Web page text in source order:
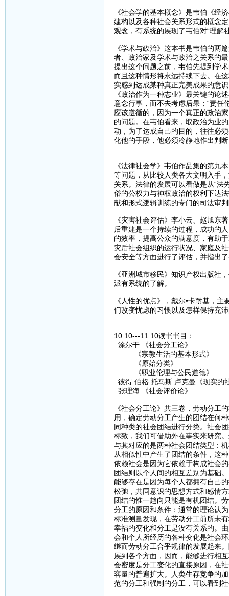
《社会学的基本概念》是韦伯《经
建构以及各种社会关系形式的概念
观念，有系统的展现了韦伯对“理解
《学术与政治》这本书是韦伯的两
者、政治家及学术与政治之关系的
提出这个问题之前，韦伯先提到学
而且这种情形将永远持续下去。在
实感到达成某种真正完美成果的意
《政治作为一种志业》最关键的论
意念行事，而不去考虑后果；“责任
应该遵循的，因为一个真正的政治
的问题。在韦伯看来，取政治为业
动，为了达成自己的目的，往往必
化他的手段，他必须冷静地作出判
《法律社会学》韦伯作品集的第九
等问题，从比较人类各大文明入手
关系。法律的发展可以看做是从“法
俗的公权力与神权政治的权利下达
献和形式逻辑训练的专门的司法审
《灾害社会评估》李小云、赵旭东
后重建是一个持续的过程，成功的
的效率，提高公众的满意度，有助
灾后社会组织的运行状况、家庭及
会安全等方面进行了评估，并指出
《亚洲城市移民》知识产权出版社
派有系统的了解。
《人性的优点》，戴尔•卡耐基，
们改变忧虑的习惯以及怎样保持充
10.10---11.10读书书目：
涂尔干 《社会分工论》
《宗教生活的基本形式》
《原始分类》
《职业伦理与公民道德》
彼得.伯格 托马斯.卢克曼《现实的
张理海 《社会评价论》
《社会分工论》共三卷，劳动分工
用，确定劳动分工产生的团结在何
同种类的社会团结进行分类。社会
标致，我们可借助外在事实来研究
与其对应的是两种社会团结类型：
从相似性中产生了团结的条件，这
依赖社会是因为它依赖于构成社会
团结则以个人间的相互差别为基础
能够存在是因为每个人都拥有自己
松弛，共同意识的思想方式和感情
团结的惟一趋向只能是有机团结。
分工的原因和条件：通常的理论认
标准测量发现，在劳动分工前所未
幸福的变化和分工是没有关系的。
会和个人所经历的各种变化是社会
继而劳动分工合乎规律的发展起来
展到各个方面，因而，能够进行相
会密度是分工变化的直接原因，在
容量的普遍扩大。人类生存竞争的
范的分工和强制的分工，可以看到